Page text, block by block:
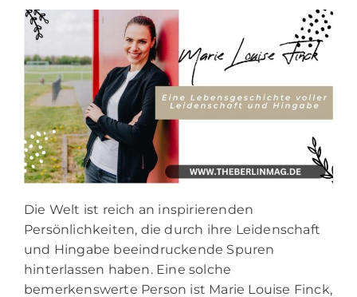
Die Welt ist reich an inspirierenden
Persönlichkeiten, die durch ihre Leidenschaft
und Hingabe beeindruckende Spuren
hinterlassen haben. Eine solche
bemerkenswerte Person ist Marie Louise Finck,